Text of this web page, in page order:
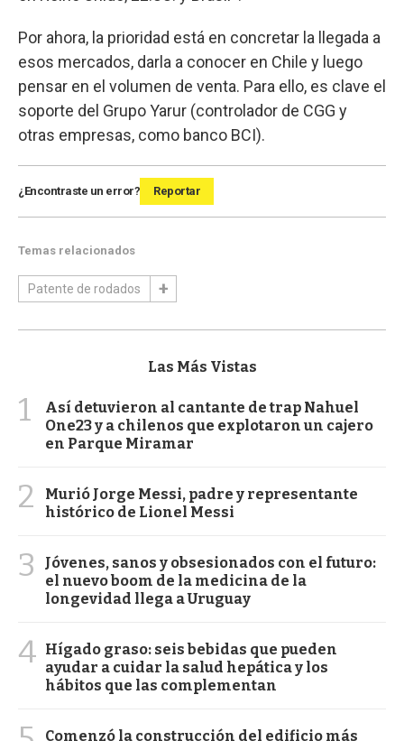
Por ahora, la prioridad está en concretar la llegada a
esos mercados, darla a conocer en Chile y luego
pensar en el volumen de venta. Para ello, es clave el
soporte del Grupo Yarur (controlador de CGG y
otras empresas, como banco BCI).
¿Encontraste un error? Reportar
Temas relacionados
Patente de rodados
Las Más Vistas
1
Así detuvieron al cantante de trap Nahuel
One23 y a chilenos que explotaron un cajero
en Parque Miramar
2
Murió Jorge Messi, padre y representante
histórico de Lionel Messi
3
Jóvenes, sanos y obsesionados con el futuro:
el nuevo boom de la medicina de la
longevidad llega a Uruguay
4 Hígado graso: seis bebidas que pueden
ayudar a cuidar la salud hepática y los
hábitos que las complementan
Comenzó la construcción del edificio más